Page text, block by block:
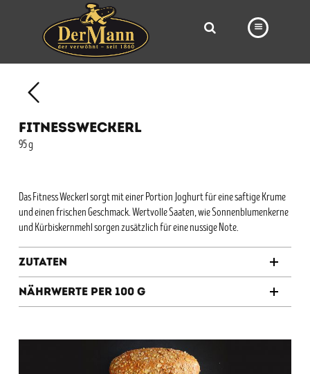
BÄCKEREI
VORBESTELLUNG
NEWS
KARRIERE
VIDEOS
FITNESSWECKERL
95 g
Das Fitness Weckerl sorgt mit einer Portion Joghurt für eine saftige Krume
und einen frischen Geschmack. Wertvolle Saaten, wie Sonnenblumenkerne
und Kürbiskernmehl sorgen zusätzlich für eine nussige Note.
Zutaten
Nährwerte per 100 g